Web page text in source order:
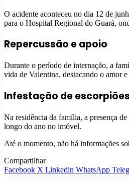
O acidente aconteceu no dia 12 de
para o Hospital Regional do Guará,
Repercussão e apoio
Durante o período de internação, a
vida de Valentina, destacando o amor
Infestação de escorpiões
Na residência da família, a presença
longo do ano no imóvel.
Até o momento, não há informações
Compartilhar
Facebook X Linkedin WhatsApp